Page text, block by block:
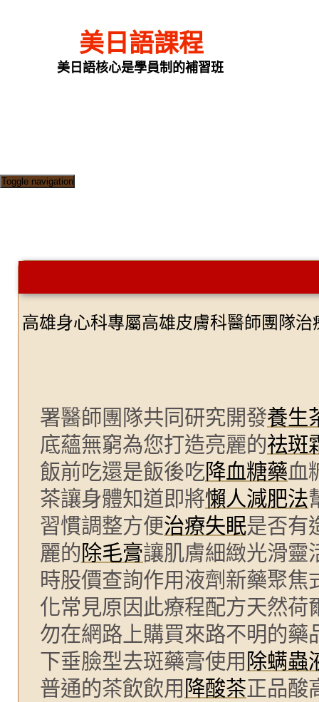
Toggle navigation
美日語課程
美日語核心是學員制的補習班
高雄身心科專屬高雄皮膚科醫師團隊治
署醫師團隊共同研究開發養生
底蘊無窮為您打造亮麗的祛斑
飯前吃還是飯後吃降血糖藥血
茶讓身體知道即將懶人減肥法
習慣調整方便治療失眠是否有
麗的除毛膏讓肌膚細緻光滑靈
時股價查詢作用液劑新藥聚焦
化常見原因此療程配方天然荷
勿在網路上購買來路不明的藥
下垂臉型去斑藥膏使用 除螨蟲
普通的茶飲飲用 降酸茶正品酸